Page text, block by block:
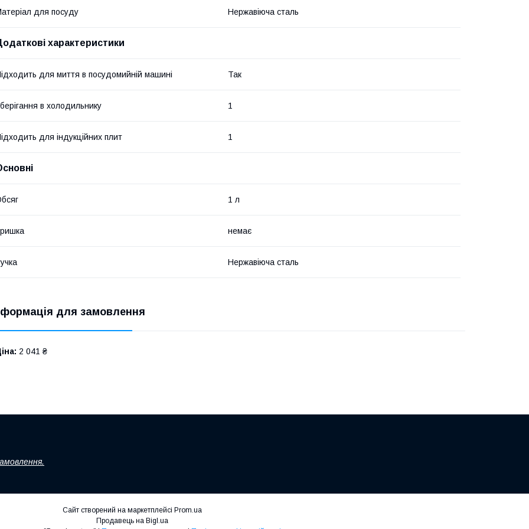
для посуду Нержавіюча сталь
характеристики
для миття в посудомийній машині Так
в холодильнику 1
для індукційних плит 1
1 л
немає
Нержавіюча сталь
для замовлення
2 041 ₴
Сайт створений на маркетплейсі Prom.ua
Продавець на Bigl.ua